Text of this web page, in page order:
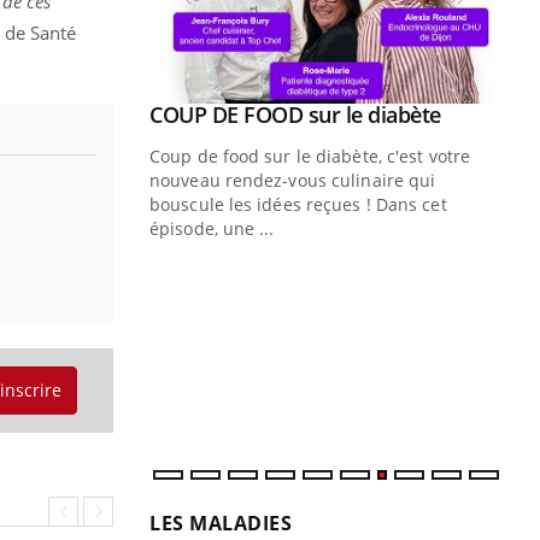
Santé
Youtube
COUP DE FOOD sur le diabèteYoutube
Coup de food sur le diabète, c'est votre
nouveau rendez-vous culinaire qui
bouscule les idées reçues ! Dans cet
épisode, une ...
LES MALADIES